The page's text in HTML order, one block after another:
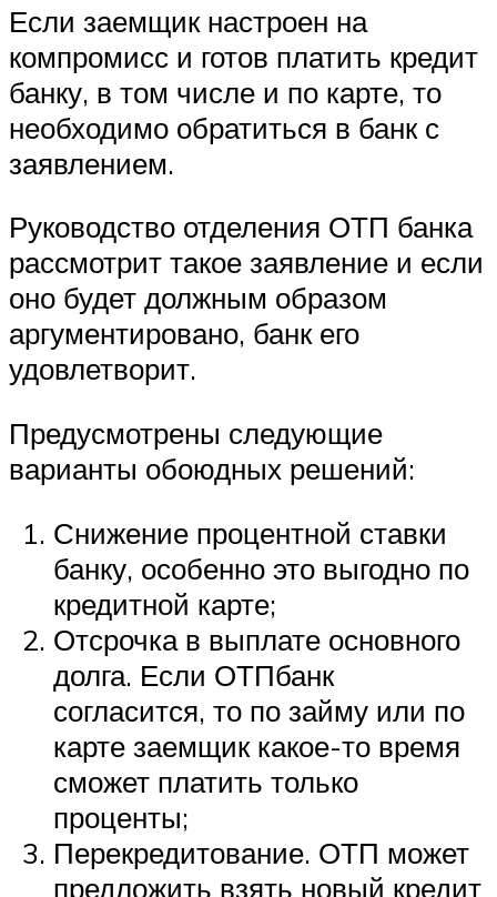
Если заемщик настроен на
компромисс и готов платить кредит
банку, в том числе и по карте, то
необходимо обратиться в банк с
заявлением.
Руководство отделения ОТП банка
рассмотрит такое заявление и если
оно будет должным образом
аргументировано, банк его
удовлетворит.
Предусмотрены следующие
варианты обоюдных решений:
Снижение процентной ставки
банку, особенно это выгодно по
кредитной карте;
Отсрочка в выплате основного
долга. Если ОТПбанк
согласится, то по займу или по
карте заемщик какое-то время
сможет платить только
проценты;
Перекредитование. ОТП может
предложить взять новый кредит